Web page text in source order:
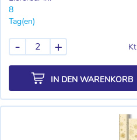
8
Tag(en)
Kt
- +
IN DEN WARENKORB